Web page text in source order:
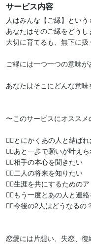
サービス内容
人はみんな【ご縁】という
あなたはそのご縁をどうし
大切に育てるも、無下に扱
ご縁には一つ一つの意味が
あなたはそこにどんな意味
〜このサービスにオススメ
✩⃝とにかくあの人と結ば
✩⃝あと一歩で願いが叶え
✩⃝相手の本心を聞きたい
✩⃝二人の将来を知りたい
✩⃝生涯を共にするための
✩⃝もう一度とあの人と連
✩⃝今後の2人はどうなるの
恋愛には片想い、失恋、復